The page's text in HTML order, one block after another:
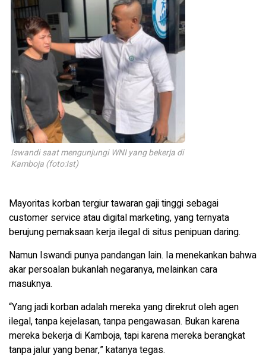
Iswandi saat mengunjungi WNI yang bekerja di
Kamboja (foto:Ist)
Mayoritas korban tergiur tawaran gaji tinggi sebagai
customer service atau digital marketing, yang ternyata
berujung pemaksaan kerja ilegal di situs penipuan daring.
Namun Iswandi punya pandangan lain. Ia menekankan bahwa
akar persoalan bukanlah negaranya, melainkan cara
masuknya.
“Yang jadi korban adalah mereka yang direkrut oleh agen
ilegal, tanpa kejelasan, tanpa pengawasan. Bukan karena
mereka bekerja di Kamboja, tapi karena mereka berangkat
tanpa jalur yang benar,” katanya tegas.